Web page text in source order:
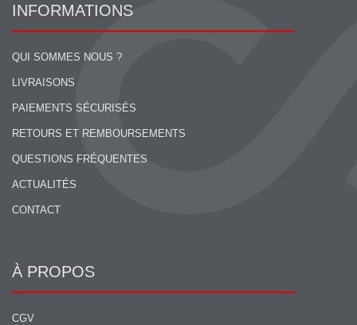
INFORMATIONS
QUI SOMMES NOUS ?
LIVRAISONS
PAIEMENTS SÉCURISÉS
RETOURS ET REMBOURSEMENTS
QUESTIONS FRÉQUENTES
ACTUALITÉS
CONTACT
À PROPOS
CGV